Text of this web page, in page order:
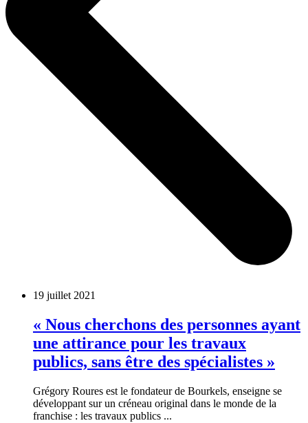
19 juillet 2021
« Nous cherchons des personnes ayant
une attirance pour les travaux
publics, sans être des spécialistes »
Grégory Roures est le fondateur de Bourkels, enseigne se
développant sur un créneau original dans le monde de la
franchise : les travaux publics ...